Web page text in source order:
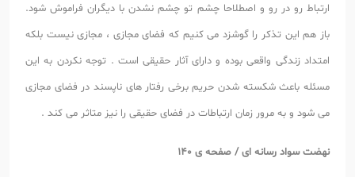
ارتباط رو در رو و اصطلاحا چشم تو چشم نشدن با دیگران فراموش شود.
باز هم این تذکر را گوشزد می کنیم که فضای مجازی ، مجازی نیست بلکه
امتداد زندگی واقعی بوده و دارای آثار حقیقی است . توجه نکردن به این
مسئله باعث شکسته شدن حریم برخی رفتار های ناپسند در فضای مجازی
می شود و به مرور زمان ارتباطات در فضای حقیقی را نیز متاثر می کند .
نهضت سواد رسانه ای / صفحه ی 140